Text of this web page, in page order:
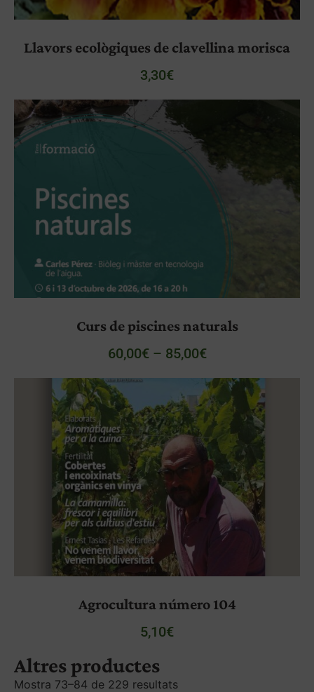
Llavors ecològiques de clavellina morisca
3,30€
Curs de piscines naturals
60,00€ – 85,00€
Agrocultura número 104
5,10€
Altres productes
Mostra 73–84 de 229 resultats